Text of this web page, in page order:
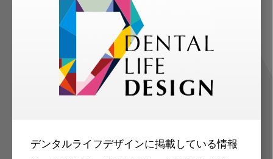
デンタルライフデザインに掲載している情報
ご登録いただいた職種（歯科医師、歯
科衛生士、歯科技工士）に合わせた内
容のメールマガジンをお届けします。